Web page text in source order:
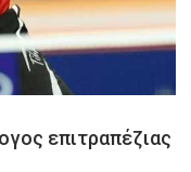
επιτραπέζιας